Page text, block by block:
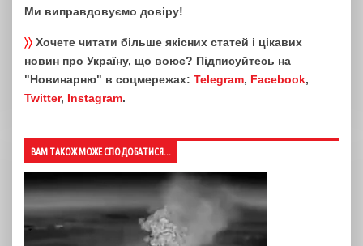
Ми виправдовуємо довіру!
〉〉 Хочете читати більше якісних статей і цікавих
новин про Україну, що воює? Підписуйтесь на
"Новинарню" в соцмережах: Telegram, Facebook,
Twitter, Instagram.
ВАМ ТАКОЖ МОЖЕ СПОДОБАТИСЯ...